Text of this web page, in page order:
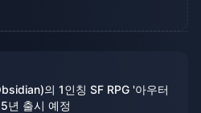
의 1인칭 SF RPG '아우터
년 출시 예정